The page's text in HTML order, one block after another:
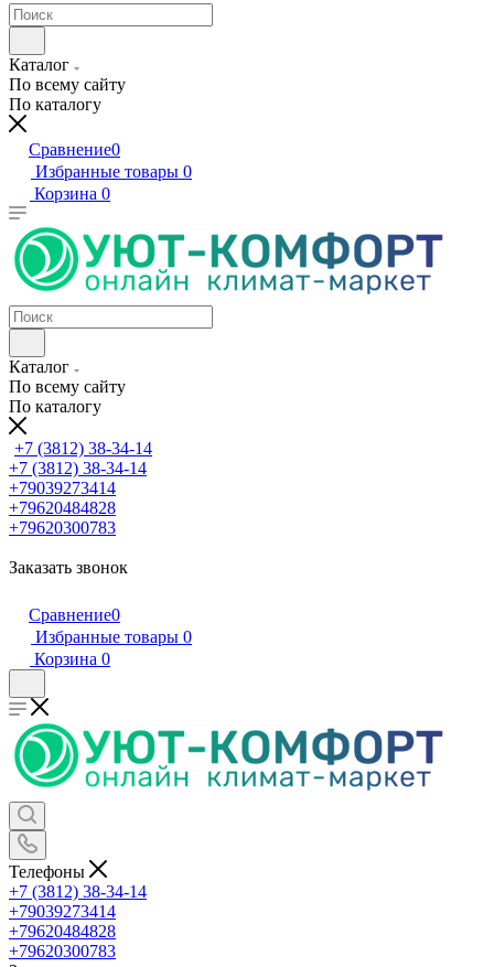
Каталог
По всему сайту
По каталогу
Сравнение0
Избранные товары 0
Корзина 0
Каталог
По всему сайту
По каталогу
+7 (3812) 38-34-14
+7 (3812) 38-34-14
+79039273414
+79620484828
+79620300783
Заказать звонок
Сравнение0
Избранные товары 0
Корзина 0
Телефоны
+7 (3812) 38-34-14
+79039273414
+79620484828
+79620300783